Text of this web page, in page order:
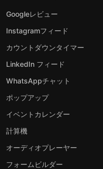
Googleレビュー
Instagramフィード
カウントダウンタイマー
LinkedIn フィード
WhatsAppチャット
ポップアップ
イベントカレンダー
計算機
オーディオプレーヤー
フォームビルダー